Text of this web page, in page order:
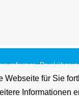
für Sie
Informationen